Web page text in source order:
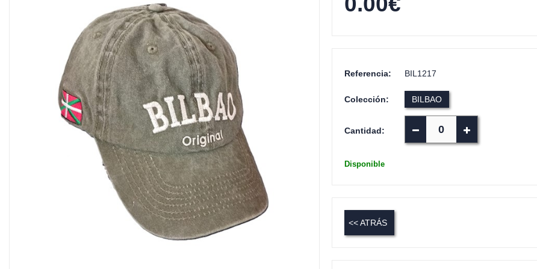
Referencia: BIL1217
Colección: BILBAO
Cantidad:
Disponible
<< ATRÁS